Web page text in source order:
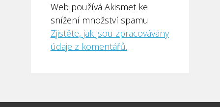
Web používá Akismet ke
snížení množství spamu.
Zjistěte, jak jsou zpracovávány
údaje z komentářů.